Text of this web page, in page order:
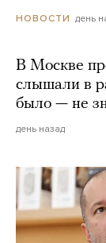
НОВОСТИ день
В Москве
слышали в
было — не
день назад